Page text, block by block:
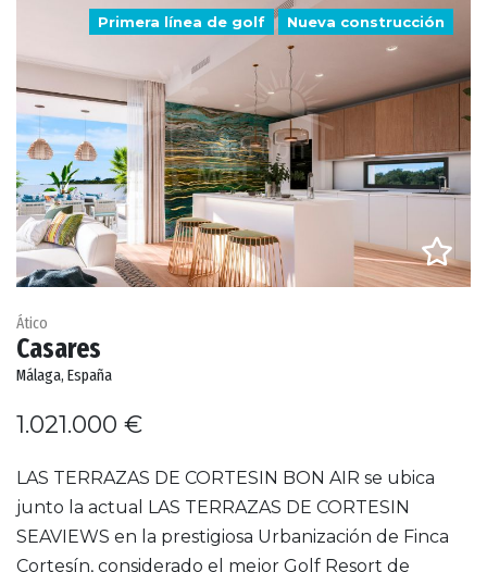
Primera línea de golf Nueva construcción
Ático
Casares
Málaga, España
1.021.000 €
LAS TERRAZAS DE CORTESIN BON AIR se ubica
junto la actual LAS TERRAZAS DE CORTESIN
SEAVIEWS en la prestigiosa Urbanización de Finca
Cortesín, considerado el mejor Golf Resort de